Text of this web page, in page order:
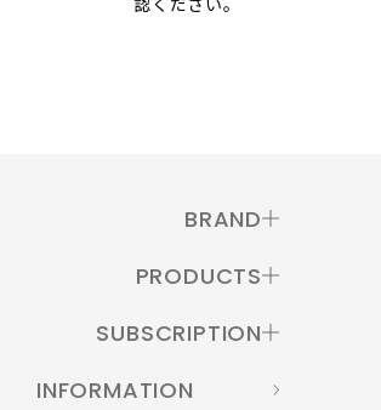
BRAND
PRODUCTS
SUBSCRIPTION
INFORMATION